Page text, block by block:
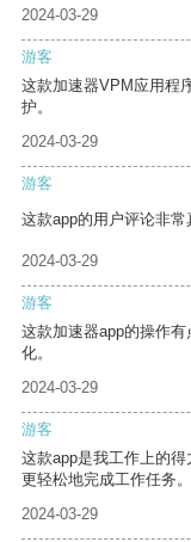
2024-03-29
游客
这款加速器VPM应用程
护。
2024-03-29
游客
这款app的用户评论非常
2024-03-29
游客
这款加速器app的操作
化。
2024-03-29
游客
这款app是我工作上的
更轻松地完成工作任务。
2024-03-29